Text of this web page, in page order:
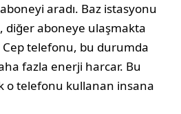
aradı. Baz istasyonu
diğer aboneye ulaşmakta
Cep telefonu, bu durumda
fazla enerji harcar. Bu
o telefonu kullanan insana